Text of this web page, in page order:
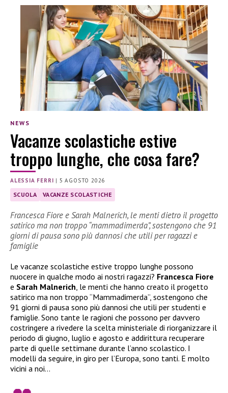
NEWS
Vacanze scolastiche estive
troppo lunghe, che cosa fare?
ALESSIA FERRI | 5 AGOSTO 2026
SCUOLA VACANZE SCOLASTICHE
Francesca Fiore e Sarah Malnerich, le menti dietro il progetto
satirico ma non troppo “mammadimerda”, sostengono che 91
giorni di pausa sono più dannosi che utili per ragazzi e
famiglie
Le vacanze scolastiche estive troppo lunghe possono
nuocere in qualche modo ai nostri ragazzi? Francesca Fiore
e Sarah Malnerich, le menti che hanno creato il progetto
satirico ma non troppo “Mammadimerda”, sostengono che
91 giorni di pausa sono più dannosi che utili per studenti e
famiglie. Sono tante le ragioni che possono per davvero
costringere a rivedere la scelta ministeriale di riorganizzare il
periodo di giugno, luglio e agosto e addirittura recuperare
parte di quelle settimane durante l’anno scolastico. I
modelli da seguire, in giro per l’Europa, sono tanti. E molto
vicini a noi…